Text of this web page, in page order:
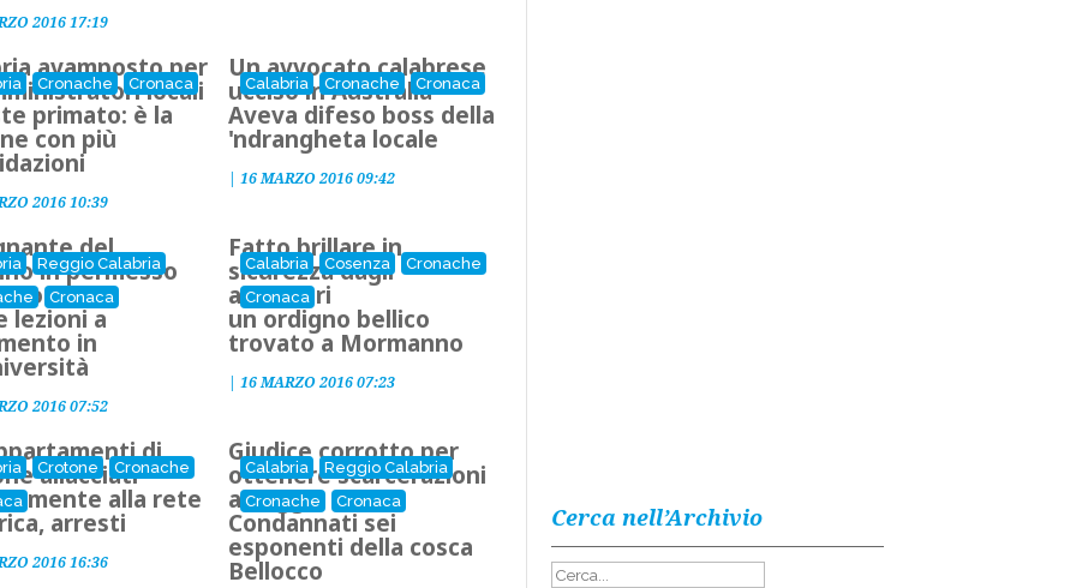
2016 17:19
Cronache Cronaca
avamposto per
locali
primato: è la
con più
2016 10:39
Calabria Cronache Cronaca
Un avvocato calabrese
ucciso in Australia
Aveva difeso boss della
'ndrangheta locale
|16 MARZO 2016 09:42
Reggio Calabria
Cronaca
del
in permesso
lezioni a
in
2016 07:52
Calabria Cosenza
Cronache
Cronaca
Fatto brillare in
sicurezza dagli
artificieri
un ordigno bellico
trovato a Mormanno
|16 MARZO 2016 07:23
Crotone
Cronache
di
allacciati
alla rete
arresti
2016 16:36
Calabria
Reggio Calabria
Cronache
Cronaca
Giudice corrotto per
ottenere scarcerazioni
a Reggio
Condannati sei
esponenti della cosca
Bellocco
Cerca nell’Archivio